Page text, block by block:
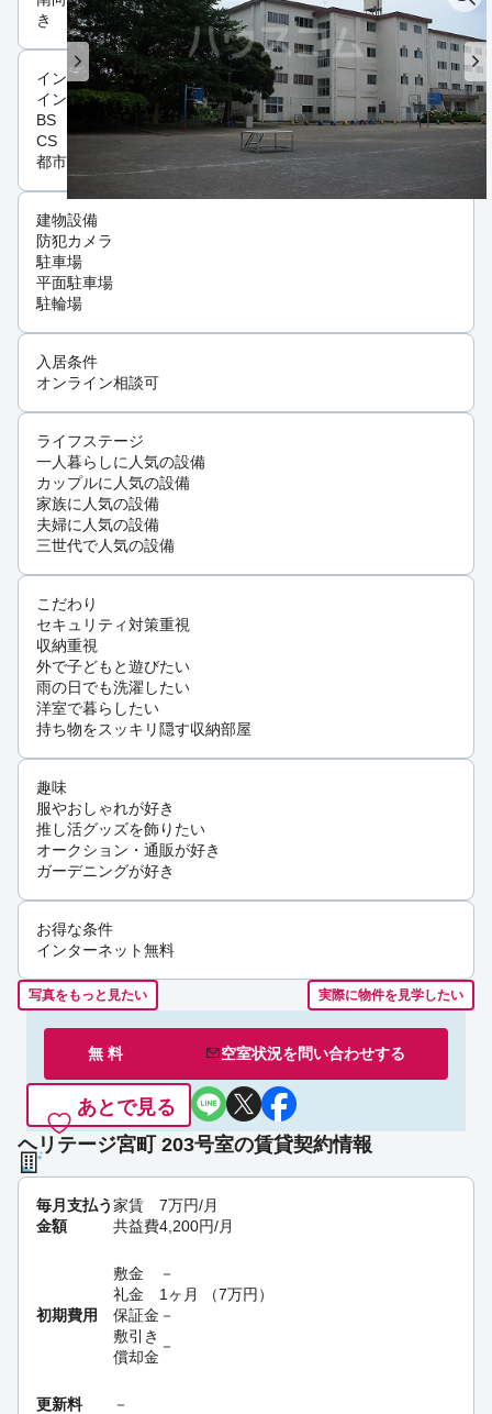
き
インフラ
インターネット可
BS
CS
都市ガス
建物設備
防犯カメラ
駐車場
平面駐車場
駐輪場
入居条件
オンライン相談可
ライフステージ
一人暮らしに人気の設備
カップルに人気の設備
家族に人気の設備
夫婦に人気の設備
三世代で人気の設備
こだわり
セキュリティ対策重視
収納重視
外で子どもと遊びたい
雨の日でも洗濯したい
洋室で暮らしたい
持ち物をスッキリ隠す収納部屋
趣味
服やおしゃれが好き
推し活グッズを飾りたい
オークション・通販が好き
ガーデニングが好き
お得な条件
インターネット無料
写真をもっと見たい 実際に物件を見学したい
無 料 空室状況を問い合わせする
あとで見る
ヘリテージ宮町 203号室の賃貸契約情報
毎月支払う
金額
家賃 7万円/月
共益費4,200円/月
初期費用
敷金
－
礼金
1ヶ月 （7万円）
保証金 －
敷引き
償却金
－
更新料 －